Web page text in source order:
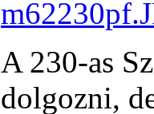
A 230-as
dolgozni,